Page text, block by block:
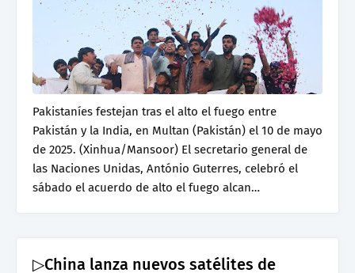
Pakistaníes festejan tras el alto el fuego entre
Pakistán y la India, en Multan (Pakistán) el 10 de mayo
de 2025. (Xinhua/Mansoor) El secretario general de
las Naciones Unidas, António Guterres, celebró el
sábado el acuerdo de alto el fuego alcan…
▷China lanza nuevos satélites de